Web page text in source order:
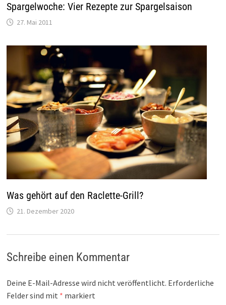
Spargelwoche: Vier Rezepte zur Spargelsaison
27. Mai 2011
Was gehört auf den Raclette-Grill?
21. Dezember 2020
Schreibe einen Kommentar
Deine E-Mail-Adresse wird nicht veröffentlicht. Erforderliche
Felder sind mit * markiert